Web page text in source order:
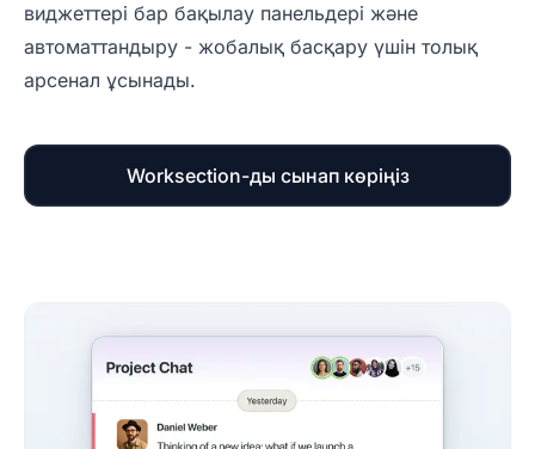
виджеттері бар бақылау панельдері және
автоматтандыру - жобалық басқару үшін толық
арсенал ұсынады.
Worksection-ды сынап көріңіз